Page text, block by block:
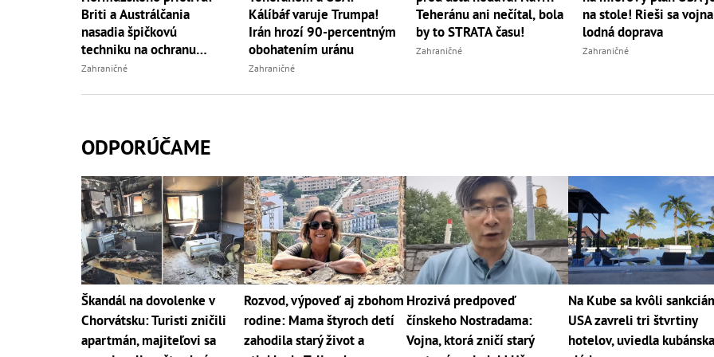
Briti a Austrálčania
nasadia špičkovú
techniku na ochranu
dopravy
Zahraničné
Kálíbáf varuje Trumpa!
Irán hrozí 90-percentným
obohatením uránu
Zahraničné
Teheránu ani nečítal, bola
by to STRATA času!
Zahraničné
na stole! Rieši sa vojna aj
lodná doprava
Zahraničné
ODPORÚČAME
Škandál na dovolenke v
Chorvátsku: Turisti zničili
apartmán, majiteľovi sa
Rozvod, výpoveď aj zbohom
rodine: Mama štyroch detí
zahodila starý život a
Hrozivá predpoveď
čínskeho Nostradama:
Vojna, ktorá zničí starý
Na Kube sa kvôli
USA zavreli tri štvrtiny
hotelov, uviedla